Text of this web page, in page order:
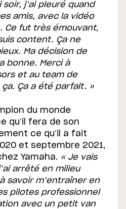
j’ai pleuré quand
amis, avec la vidéo
Ce fut très émouvant,
content. Ça ne
Ma décision de
bonne. Merci à
et au team de
ça. Ça a été parfait. »
du monde
qu’il fera de son
ce qu’il a fait
et septembre 2021,
Yamaha. « Je vais
arrêté en milieu
savoir m’entraîner en
pilotes professionnel
avec un petit van